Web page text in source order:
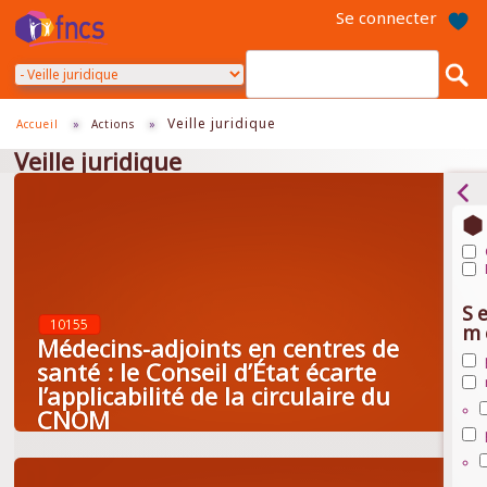
contenu
Se connecter
Accueil » Actions » Veille juridique
Veille juridique
10155
Médecins-adjoints en centres de
santé : le Conseil d’État écarte
l’applicabilité de la circulaire du
CNOM
et
de
de